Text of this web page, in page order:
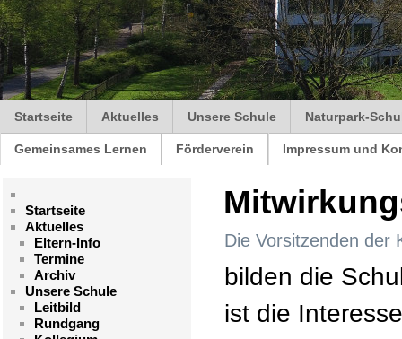
Startseite Aktuelles Unsere Schule Naturpark-
Gemeinsames Lernen Förderverein Impressum und
Die Vorsitzenden der
bilden die
ist die
Startseite
Aktuelles
Eltern-Info
Termine
Archiv
Unsere Schule
Leitbild
Rundgang